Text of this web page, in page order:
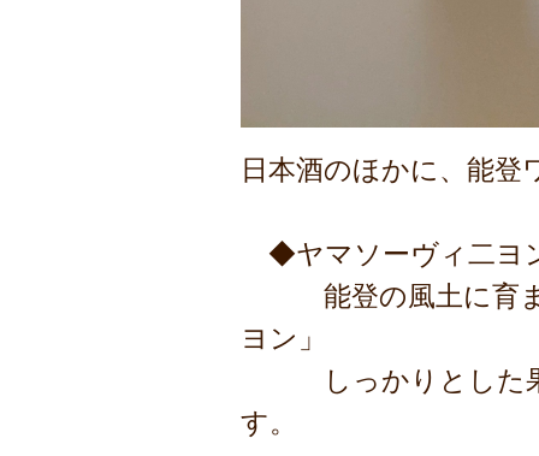
日本酒のほかに、能
◆ヤマソーヴィ二
能登の風土に育ま
ヨン」
しっかりとした果
す。